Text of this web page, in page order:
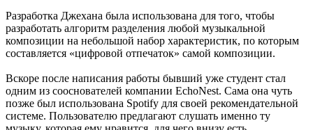
Разработка Джехана была использована для того, чтобы
разработать алгоритм разделения любой музыкальной
композиции на небольшой набор характеристик, по которым
составляется «цифровой отпечаток» самой композиции.
Вскоре после написания работы бывший уже студент стал
одним из сооснователей компании EchoNest. Сама она чуть
позже был использована Spotify для своей рекомендательной
системе. Пользователю предлагают слушать именно ту